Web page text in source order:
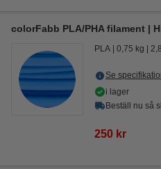
colorFabb PLA/PHA filament |
PLA 0,75 kg
Se
i lager
Beställ nu så
250 kr